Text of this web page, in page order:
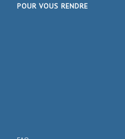
POUR VOUS RENDRE